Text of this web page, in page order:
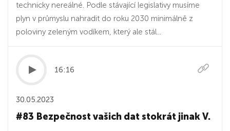
technicky nereálné. Podle stávající legislativy musíme
plyn v průmyslu nahradit do roku 2030 minimálně z
poloviny zeleným vodíkem, který ale stál...
16:16
30.05.2023
#83 Bezpečnost vašich dat stokrát jinak V.